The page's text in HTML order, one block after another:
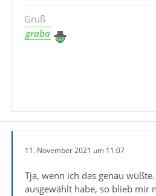
Gruß
graba
11. November 2021 um 11:07
Tja, wenn ich das genau
ausgewählt habe, so blieb mir